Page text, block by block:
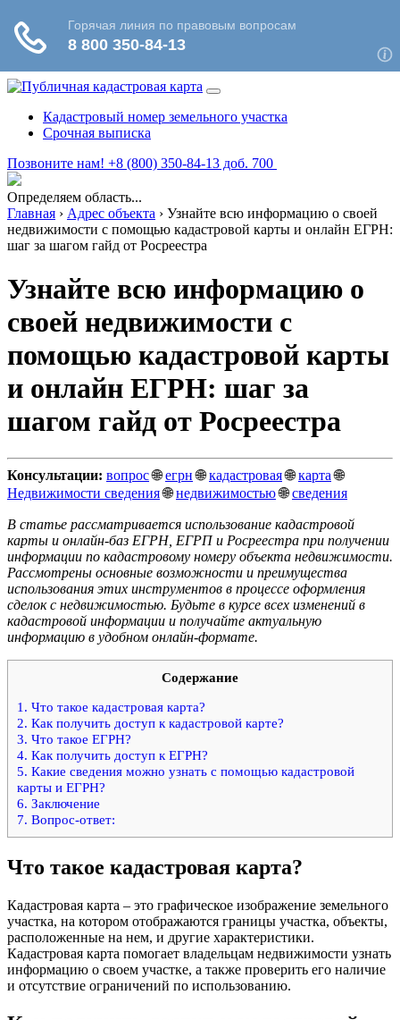
Кадастровый номер земельного участка
Срочная выписка
Позвоните нам! +8 (800) 350-84-13 доб. 700
Определяем область...
Главная › Адрес объекта › Узнайте всю информацию о своей
недвижимости с помощью кадастровой карты и онлайн ЕГРН:
шаг за шагом гайд от Росреестра
Узнайте всю информацию о
своей недвижимости с
помощью кадастровой карты
и онлайн ЕГРН: шаг за
шагом гайд от Росреестра
Консультации: вопрос🌐егрн🌐кадастровая🌐карта🌐
Недвижимости сведения🌐недвижимостью🌐сведения
В статье рассматривается использование кадастровой
карты и онлайн-баз ЕГРН, ЕГРП и Росреестра при получении
информации по кадастровому номеру объекта недвижимости.
Рассмотрены основные возможности и преимущества
использования этих инструментов в процессе оформления
сделок с недвижимостью. Будьте в курсе всех изменений в
кадастровой информации и получайте актуальную
информацию в удобном онлайн-формате.
Содержание
1. Что такое кадастровая карта?
2. Как получить доступ к кадастровой карте?
3. Что такое ЕГРН?
4. Как получить доступ к ЕГРН?
5. Какие сведения можно узнать с помощью кадастровой
карты и ЕГРН?
6. Заключение
7. Вопрос-ответ:
Что такое кадастровая карта?
Кадастровая карта – это графическое изображение земельного
участка, на котором отображаются границы участка, объекты,
расположенные на нем, и другие характеристики.
Кадастровая карта помогает владельцам недвижимости узнать
информацию о своем участке, а также проверить его наличие
и отсутствие ограничений по использованию.